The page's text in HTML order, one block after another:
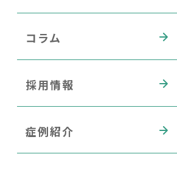
コラム
採用情報
症例紹介